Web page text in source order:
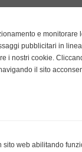
3.php
e monitorare
pubblicitari in
i nostri cookie.
il sito
sito web abilitando